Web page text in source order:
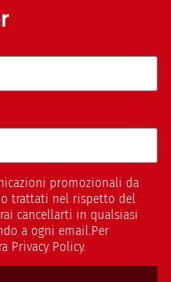
promozionali da
trattati nel rispetto del
cancellarti in qualsiasi
a ogni email.Per
Privacy Policy.